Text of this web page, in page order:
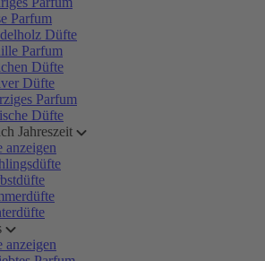
Parfum
Düfte
Parfum
Düfte
Düfte
Parfum
Düfte
Jahreszeit
anzeigen
anzeigen